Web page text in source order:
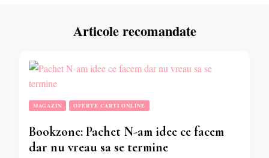
Articole recomandate
MAGAZIN OFERTE CARTI ONLINE
Bookzone: Pachet N-am idee ce facem
dar nu vreau sa se termine